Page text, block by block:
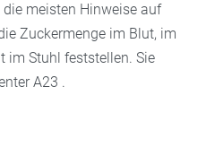
meisten Hinweise auf
Zuckermenge im Blut, im
im Stuhl feststellen. Sie
A23 .